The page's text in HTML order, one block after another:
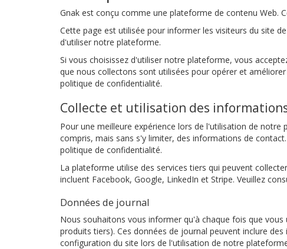
Gnak est conçu comme une plateforme de contenu Web.
Cette page est utilisée pour informer les visiteurs du site
d'utiliser notre plateforme.
Si vous choisissez d'utiliser notre plateforme, vous
que nous collectons sont utilisées pour opérer et
politique de confidentialité.
Collecte et utilisation des
Pour une meilleure expérience lors de l'utilisation de
compris, mais sans s'y limiter, des informations de
politique de confidentialité.
La plateforme utilise des services tiers qui peuvent
incluent Facebook, Google, LinkedIn et Stripe. Veuillez
Données de journal
Nous souhaitons vous informer qu'à chaque fois que
produits tiers). Ces données de journal peuvent inclure
configuration du site lors de l'utilisation de notre